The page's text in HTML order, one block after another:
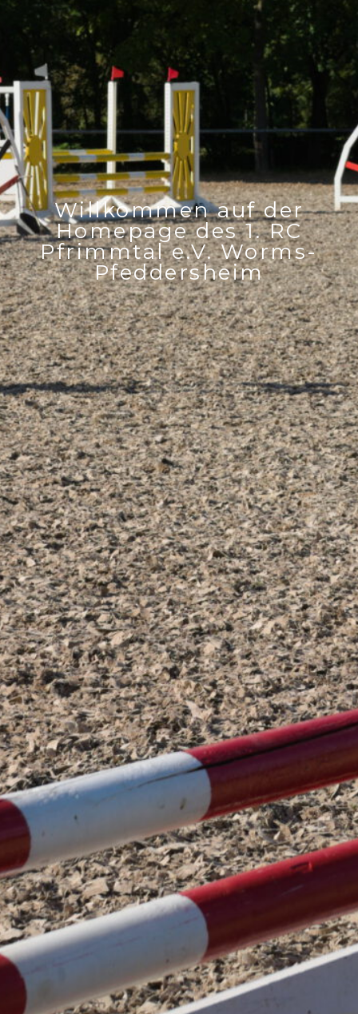
Willkommen auf der
Homepage des 1. RC
Pfrimmtal e.V. Worms-
Pfeddersheim